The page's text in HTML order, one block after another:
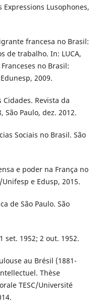
Expressions Lusophones,
francesa no Brasil:
de trabalho. In: LUCA,
no Brasil:
2009.
Cidades. Revista da
Paulo, dez. 2012.
Sociais no Brasil. São
e poder na França no
Unifesp e Edusp, 2015.
de São Paulo. São
set. 1952; 2 out. 1952.
au Brésil (1881-
Thèse
TESC/Université